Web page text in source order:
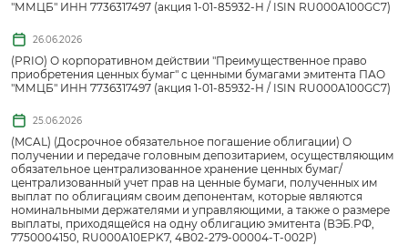
"ММЦБ" ИНН 7736317497 (акция 1-01-85932-H / ISIN RU000A100GC7)
26.06.2026
(PRIO) О корпоративном действии "Преимущественное право
приобретения ценных бумаг" с ценными бумагами эмитента ПАО
"ММЦБ" ИНН 7736317497 (акция 1-01-85932-H / ISIN RU000A100GC7)
25.06.2026
(MCAL) (Досрочное обязательное погашение облигации) О
получении и передаче головным депозитарием, осуществляющим
обязательное централизованное хранение ценных бумаг/
централизованный учет прав на ценные бумаги, полученных им
выплат по облигациям своим депонентам, которые являются
номинальными держателями и управляющими, а также о размере
выплаты, приходящейся на одну облигацию эмитента (ВЭБ.РФ,
7750004150, RU000A10EPK7, 4B02-279-00004-T-002P)